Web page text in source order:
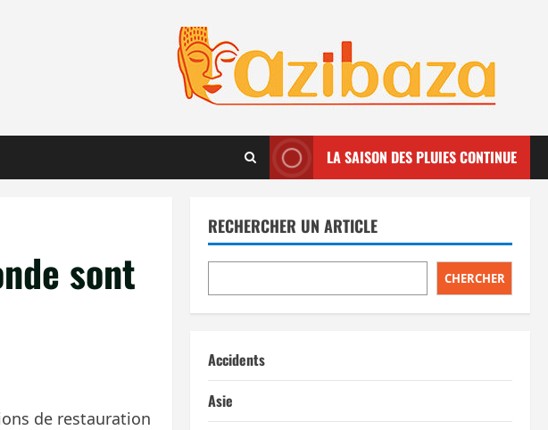
LA SAISON DES PLUIES CONTINUE
sont
de restauration
RECHERCHER UN ARTICLE
CHERCHER
Accidents
Asie